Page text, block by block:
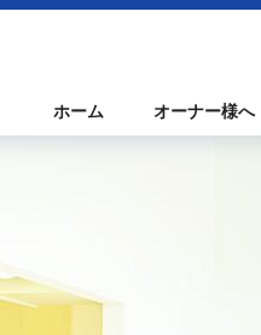
ホーム オーナー様へ